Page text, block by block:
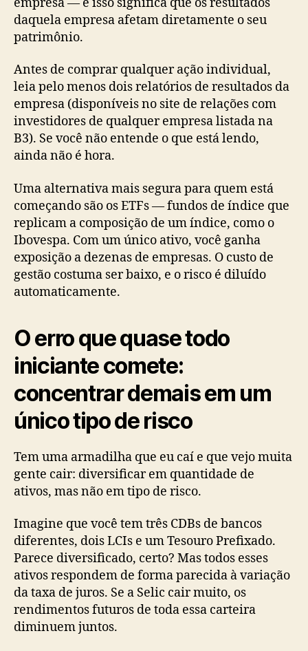
daquela empresa afetam diretamente o seu
patrimônio.
Antes de comprar qualquer ação individual,
leia pelo menos dois relatórios de resultados da
empresa (disponíveis no site de relações com
investidores de qualquer empresa listada na
B3). Se você não entende o que está lendo,
ainda não é hora.
Uma alternativa mais segura para quem está
começando são os ETFs — fundos de índice que
replicam a composição de um índice, como o
Ibovespa. Com um único ativo, você ganha
exposição a dezenas de empresas. O custo de
gestão costuma ser baixo, e o risco é diluído
automaticamente.
O erro que quase todo
iniciante comete:
concentrar demais em um
único tipo de risco
Tem uma armadilha que eu caí e que vejo muita
gente cair: diversificar em quantidade de
ativos, mas não em tipo de risco.
Imagine que você tem três CDBs de bancos
diferentes, dois LCIs e um Tesouro Prefixado.
Parece diversificado, certo? Mas todos esses
ativos respondem de forma parecida à variação
da taxa de juros. Se a Selic cair muito, os
rendimentos futuros de toda essa carteira
diminuem juntos.